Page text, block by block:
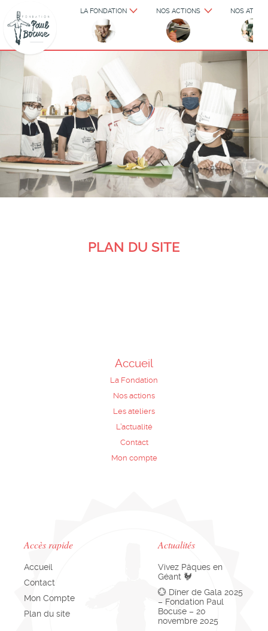
LA FONDATION NOS ACTIONS NOS
PLAN DU SITE
Accueil
La Fondation
Nos actions
Les ateliers
L’actualité
Contact
Mon compte
Accès rapide
Accueil
Contact
Mon Compte
Plan du site
Actualités
Vivez Pâques en
Géant 🐓
💮 Dîner de Gala 2025
– Fondation Paul
Bocuse – 20
novembre 2025